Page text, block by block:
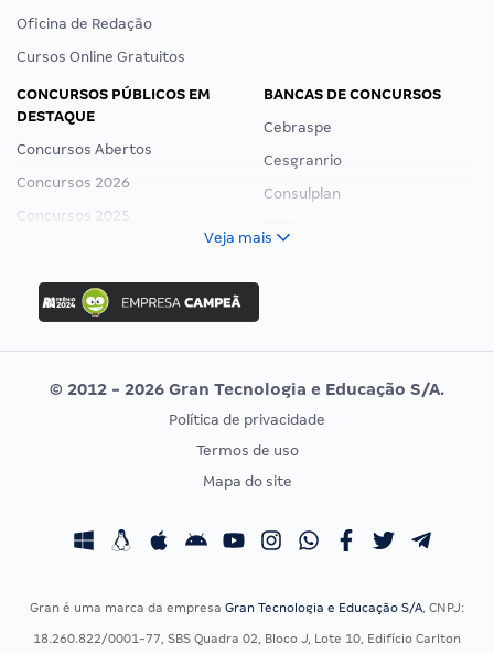
Oficina de Redação
Cursos Online Gratuitos
CONCURSOS PÚBLICOS EM
DESTAQUE
Concursos Abertos
Concursos 2026
Concursos 2025
Concurso Ibama
Concurso MPU
Editais publicados
BANCAS DE CONCURSOS
Cebraspe
Cesgranrio
Consulplan
Vunesp
CONCURSOS POR PROFISSÃO
Concursos Fiscais
EXAME DE ORDEM
Calendário OAB
Veja mais
© 2012 - 2026 Gran Tecnologia e Educação S/A.
Política de privacidade
Termos de uso
Mapa do site
Gran é uma marca da empresa Gran Tecnologia e Educação S/A, CNPJ:
18.260.822/0001-77, SBS Quadra 02, Bloco J, Lote 10, Edifício Carlton